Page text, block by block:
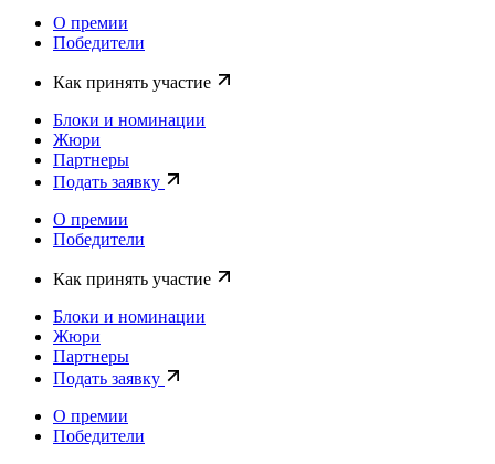
О премии
Победители
Как принять участие
Блоки и номинации
Жюри
Партнеры
Подать заявку
О премии
Победители
Как принять участие
Блоки и номинации
Жюри
Партнеры
Подать заявку
О премии
Победители